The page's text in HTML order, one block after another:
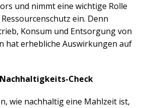
und nimmt eine wichtige Rolle
ein. Denn
Konsum und Entsorgung von
hat erhebliche Auswirkungen auf
Check
wie nachhaltig eine Mahlzeit ist,